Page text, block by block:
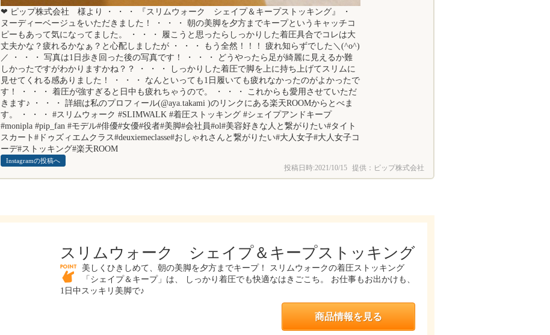
❤︎ ピップ株式会社 様より ・ ・ ・ 『スリムウォーク シェイプ＆キープストッキング』 ・
ヌーディーベージュをいただきました！ ・ ・ ・ 朝の美脚を夕方までキープというキャッチコ
ピーもあって気になってました。 ・ ・ ・ 履こうと思ったらしっかりした着圧具合でコレは大
丈夫かな？疲れるかなぁ？と心配しましたが ・ ・ ・ もう全然！！！ 疲れ知らずでした＼(^o^)
／ ・ ・ ・ 写真は1日歩き回った後の写真です！ ・ ・ ・ どうやったら足が綺麗に見えるか難
しかったですがわかりますかね？？ ・ ・ ・ しっかりした着圧で脚を上に持ち上げてスリムに
見せてくれる感ありました！ ・ ・ ・ なんといっても1日履いても疲れなかったのがよかったで
す！ ・ ・ ・ 着圧が強すぎると日中も疲れちゃうので。 ・ ・ ・ これからも愛用させていただ
きます♪ ・ ・ ・ 詳細は私のプロフィール(@aya.takami )のリンクにある楽天ROOMからとべま
す。 ・ ・ ・ #スリムウォーク #SLIMWALK #着圧ストッキング #シェイプアンドキープ
#monipla #pip_fan #モデル#俳優#女優#役者#美脚#会社員#ol#美容好きな人と繋がりたい#タイト
スカート#ドゥズィエムクラス#deuxiemeclasse#おしゃれさんと繋がりたい#大人女子#大人女子コ
ーデ#ストッキング#楽天ROOM
Instagramの投稿へ
投稿日時:2021/10/15 提供：ピップ株式会社
スリムウォーク シェイプ＆キープストッキング
美しくひきしめて、朝の美脚を夕方までキープ！ スリムウォークの着圧ストッキング
「シェイプ＆キープ」は、 しっかり着圧でも快適なはきごこち。 お仕事もお出かけも、
1日中スッキリ美脚で♪
商品情報を見る